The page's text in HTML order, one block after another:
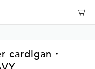
cardigan・